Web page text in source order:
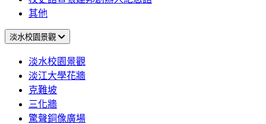
其他
淡水校園景觀
淡水校園景觀
淡江大學花牆
克難坡
三化牆
驚聲銅像廣場